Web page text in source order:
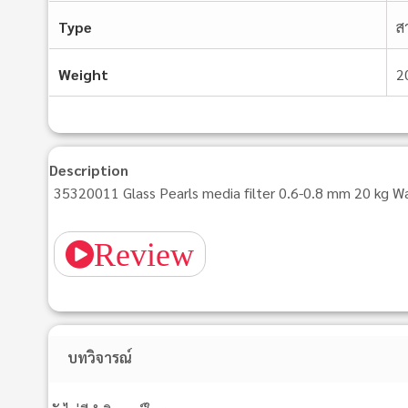
Type ส
Weight
Description
35320011 Glass Pearls media filter 0.6-0.8 mm 20 kg
Review
บทวิจารณ์